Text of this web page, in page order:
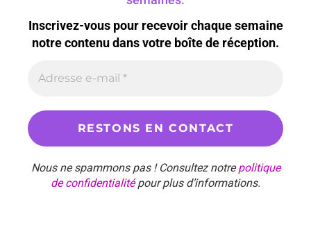
Inscrivez-vous pour recevoir chaque semaine
notre contenu dans votre boîte de réception.
Nous ne spammons pas ! Consultez notrepolitique
de confidentialitépour plus d’informations.